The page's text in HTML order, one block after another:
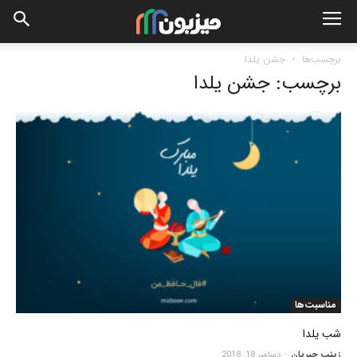
برچسب‌ها جشن یلدا
برچسب: جشن یلدا
مناسبت‌ها
شب یلدا